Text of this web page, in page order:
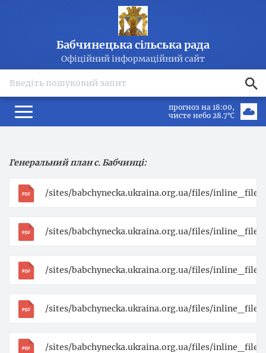
Бабчинецька сільська рада
Офіційний інформаційний сайт
прогноз на 18:00
чисте небо 28.7℃
Генеральний план с. Бабчинці:
/sites/babchynecka.ukraina.org.ua/files/
/sites/babchynecka.ukraina.org.ua/files/inline_files/
/sites/babchynecka.ukraina.org.ua/files/inline_files/
/sites/babchynecka.ukraina.org.ua/files/inline_files/
/sites/babchynecka.ukraina.org.ua/files/inline_files/